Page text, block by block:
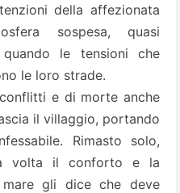
della affezionata
sospesa, quasi
le tensioni che
le loro strade.
e di morte anche
il villaggio, portando
Rimasto solo,
volta il conforto e la
gli dice che deve